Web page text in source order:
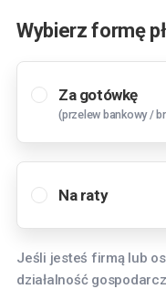
Wybierz formę
Za gotówkę
(przelew bankowy /
Na raty
Jeśli jesteś firmą lub
działalność
Wybierz
Tyniecka 3,
Fordońska